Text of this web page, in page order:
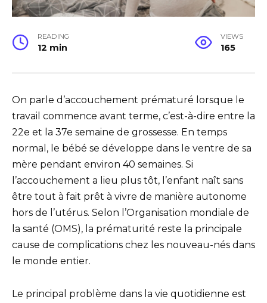
READING
12 min
VIEWS
165
On parle d’accouchement prématuré lorsque le
travail commence avant terme, c’est-à-dire entre la
22e et la 37e semaine de grossesse. En temps
normal, le bébé se développe dans le ventre de sa
mère pendant environ 40 semaines. Si
l’accouchement a lieu plus tôt, l’enfant naît sans
être tout à fait prêt à vivre de manière autonome
hors de l’utérus. Selon l’Organisation mondiale de
la santé (OMS), la prématurité reste la principale
cause de complications chez les nouveau-nés dans
le monde entier.
Le principal problème dans la vie quotidienne est